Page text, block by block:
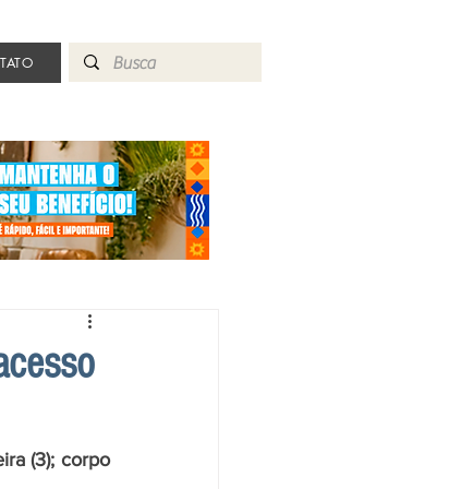
(3); corpo